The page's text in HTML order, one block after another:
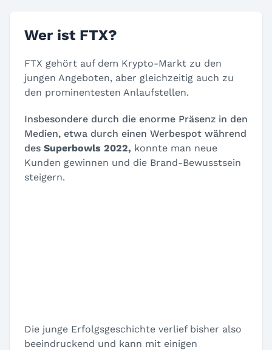
Wer ist FTX?
FTX gehört auf dem Krypto-Markt zu den
jungen Angeboten, aber gleichzeitig auch zu
den prominentesten Anlaufstellen.
Insbesondere durch die enorme Präsenz in den
Medien, etwa durch einen Werbespot während
des Superbowls 2022, konnte man neue
Kunden gewinnen und die Brand-Bewusstsein
steigern.
Die junge Erfolgsgeschichte verlief bisher also
beeindruckend und kann mit einigen